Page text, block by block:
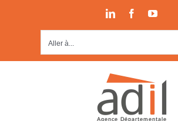
LinkedInFacebook
Aller à...